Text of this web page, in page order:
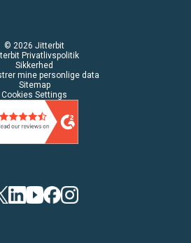
© 2026 Jitterbit
Privatlivspolitik
Sikkerhed
mine personlige data
Sitemap
Cookies Settings
TwitterLinkedin
YouTubeFacebook
Instagram